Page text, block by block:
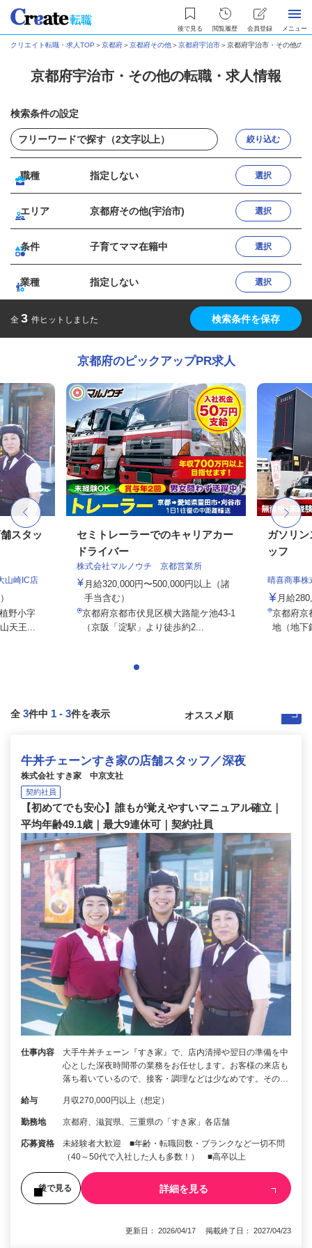
後で見る 閲覧履歴 会員登録 メニュー
クリエイト転職・求人TOP ＞京都府＞京都府その他＞京都府宇治市＞京都府宇治市・その他の
京都府宇治市・その他の転職・求人情報
検索条件の設定
絞り込む
職種 指定しない 選択
エリア 京都府その他(宇治市) 選択
条件 子育てママ在籍中 選択
業種 指定しない 選択
全 3 件ヒットしました 検索条件を保存
京都府のピックアップPR求人
スタッ
山崎IC店
野小字
天王...
セミトレーラーでのキャリアカー
ドライバー
株式会社マルノウチ 京都営業所
月給320,000円〜500,000円以上（諸
手当含む）
京都府京都市伏見区横大路龍ケ池43-1
（京阪「淀駅」より徒歩約2...
ガソリ
ッフ
晴喜商事株
月給
京都府京
地（地下
全 3件中 1 - 3件を表示
牛丼チェーンすき家の店舗スタッフ／深夜
株式会社 すき家 中京支社
契約社員
【初めてでも安心】誰もが覚えやすいマニュアル確立｜
平均年齢49.1歳｜最大9連休可｜契約社員
仕事内容
大手牛丼チェーン『すき家』で、店内清掃や翌日の準備を中
心とした深夜時間帯の業務をお任せします。お客様の来店も
落ち着いているので、接客・調理などは少なめです。その…
給与 月収270,000円以上（想定）
勤務地 京都府、滋賀県、三重県の「すき家」各店舗
応募資格
未経験者大歓迎 ■年齢・転職回数・ブランクなど一切不問
（40～50代で入社した人も多数！） ■高卒以上
後で見る 詳細を見る
更新日： 2026/04/17 掲載終了日： 2027/04/23